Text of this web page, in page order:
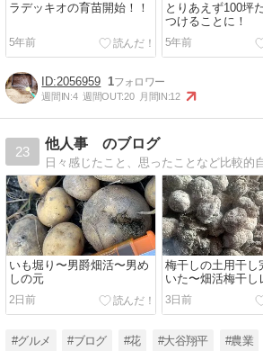
ラデッキオの育苗開始！！
5年前
とりあえず100坪
つけることに！
5年前
2056959 1
週間IN:4 週間OUT:20 月間IN:12
23
他人事 のブログ
いも堀り〜男爵畑活〜男め
しの元
2日前
梅干しの土用干し
いた〜畑活梅干し
ん詰め
3日前
#グルメ #ブログ #花 #大谷翔平 #農業